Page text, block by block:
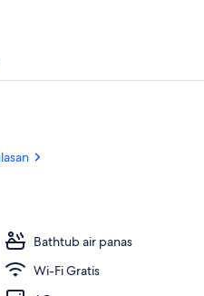
Eksterior
Bathtub air panas
Wi-Fi Gratis